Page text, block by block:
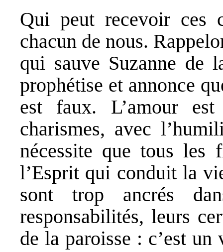
Qui peut recevoir ces
chacun de nous.
qui sauve Suzanne de
prophétise et annonce
est faux. L’amour
charismes, avec
nécessite que tous les
l’Esprit qui conduit la
sont trop ancrés
responsabilités, leurs
de la paroisse : c’est